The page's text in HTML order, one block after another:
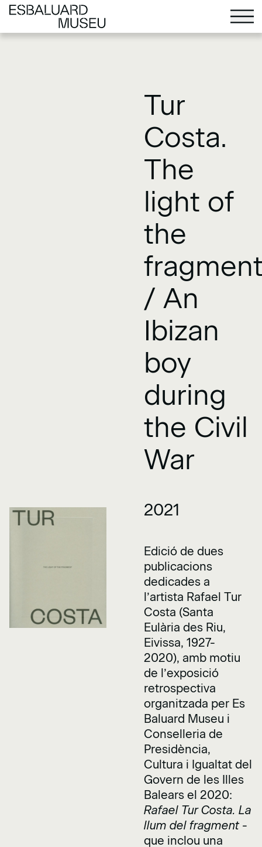
Tur
Costa.
The
light of
the
/ An
Ibizan
boy
during
the Civil
War
2021
Edició de dues
publicacions
dedicades a
l’artista Rafael Tur
Costa (Santa
Eulària des Riu,
Eivissa, 1927-
2020), amb motiu
de l’exposició
retrospectiva
organitzada per Es
Baluard Museu i
Conselleria de
Presidència,
Cultura i Igualtat del
Govern de les Illes
Balears el 2020:
Rafael Tur Costa. La
llum del fragment -
que inclou una